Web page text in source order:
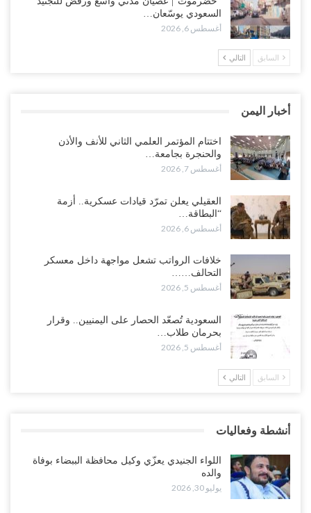
بتعقيد المشهد في المهرة..!
أغسطس 6, 2026
“حضرموت“| في تصعيد غير مسبوق.. انتشار فصيل “مكافحة الإرهاب”
للسعودية بشأن النفط..!
أغسطس 6, 2026
الرئاسي مرحلة التفكك المؤسسي..!
أغسطس 5, 2026
حضرموت على حافة الانفجار.. اشتباكات قبلية مع فصائل سعودية
وتعزيزات عسكرية لحماية ترتيبات تصدير النفط..!
أغسطس 5, 2026
وسط معركة سعودية لإسقاط آخر معاقل الزبيدي.. القبائل تستنفر و”درع
الوطن” تبدأ الانتشار..!
أغسطس 5, 2026
خلافات الرواتب تشعل مواجهة داخل معسكر التحالف… والإصلاح يصعّد
تعميد الشهادات يشعل غضباً واسعاً..!
أغسطس 5, 2026
السعودي يوسّعان…
أغسطس 6, 2026
السابق التالي
أخبار اليمن
اختتام المؤتمر العلمي الثاني للأنف والأذن
والحنجرة بجامعة…
أغسطس 7, 2026
العقيلي يعلن تمرّد قيادات عسكرية.. أزمة
“البطاقة…
أغسطس 6, 2026
خلافات الرواتب تشعل مواجهة داخل معسكر
التحالف……
أغسطس 5, 2026
السعودية تُصعّد الحصار على اليمنيين.. وقرار
بحرمان طلاب…
أغسطس 5, 2026
السابق التالي
أنشطة وفعاليات
اللواء الجنيدي يعزّي وكيل محافظة الببضاء بوفاة
والده
يوليو 30, 2026